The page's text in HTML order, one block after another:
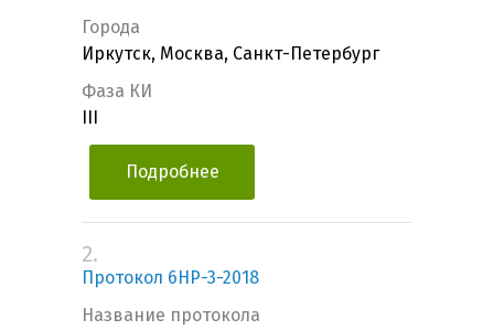
Города
Иркутск, Москва, Санкт-Петербург
Фаза КИ
Подробнее
2.
Протокол 6НР-3-2018
Название протокола